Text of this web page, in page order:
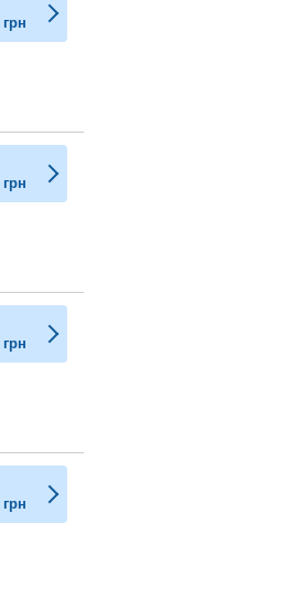
грн
грн
грн
грн